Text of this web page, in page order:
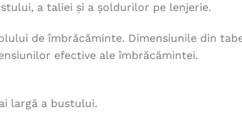
a taliei și a șoldurilor pe lenjerie.
de îmbrăcăminte. Dimensiunile din
efective ale îmbrăcămintei.
largă a bustului.